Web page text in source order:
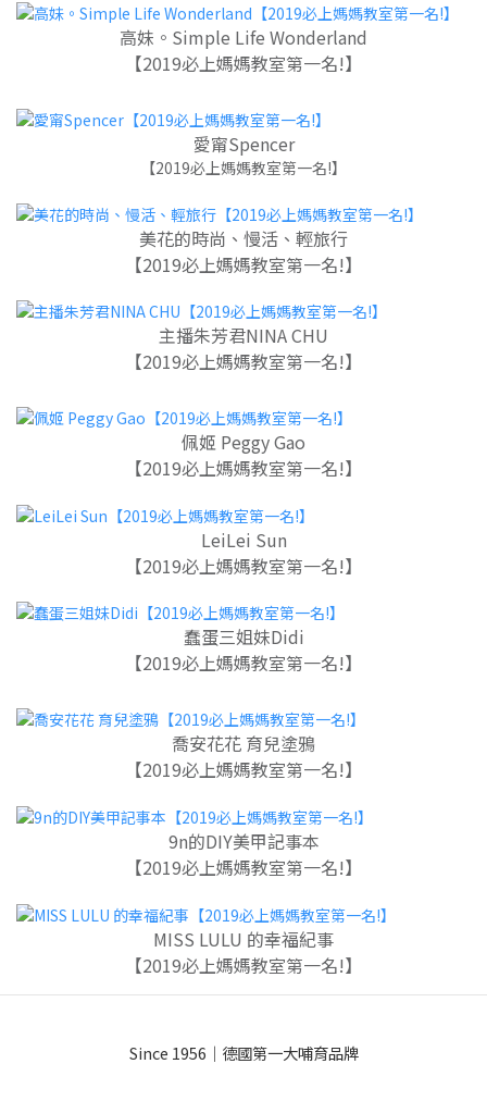
高妹。Simple Life Wonderland
【2019必上媽媽教室第一名!】
愛甯Spencer
【2019必上媽媽教室第一名!】
美花的時尚、慢活、輕旅行
【2019必上媽媽教室第一名!】
主播朱芳君NINA CHU
【2019必上媽媽教室第一名!】
佩姬 Peggy Gao
【2019必上媽媽教室第一名!】
LeiLei Sun
【2019必上媽媽教室第一名!】
蠢蛋三姐妹Didi
【2019必上媽媽教室第一名!】
喬安花花 育兒塗鴉
【2019必上媽媽教室第一名!】
9n的DIY美甲記事本
【2019必上媽媽教室第一名!】
MISS LULU 的幸福紀事
【2019必上媽媽教室第一名!】
Since 1956｜德國第一大哺育品牌